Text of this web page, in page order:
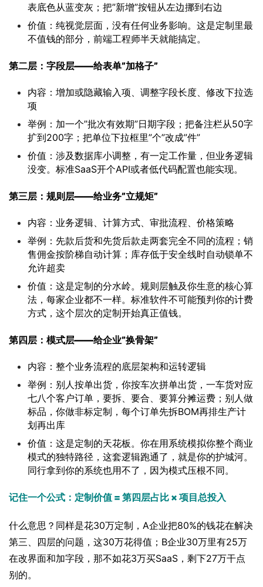
表底色从蓝变灰；把”新增”按钮从左边挪到右边
价值：纯视觉层面，没有任何业务影响。这是定制里最
不值钱的部分，前端工程师半天就能搞定。
第二层：字段层——给表单”加格子”
内容：增加或隐藏输入项、调整字段长度、修改下拉选
项
举例：加一个”批次有效期”日期字段；把备注栏从50字
扩到200字；把单位下拉框里”个”改成”件”
价值：涉及数据库小调整，有一定工作量，但业务逻辑
没变。标准SaaS开个API或者低代码配置也能实现。
第三层：规则层——给业务”立规矩”
内容：业务逻辑、计算方式、审批流程、价格策略
举例：先款后货和先货后款走两套完全不同的流程；销
售佣金按阶梯自动计算；库存低于安全线时自动锁单不
允许超卖
价值：这是定制的分水岭。规则层触及你生意的核心算
法，每家企业都不一样。标准软件不可能预判你的计费
方式，这个层次的定制开始真正值钱。
第四层：模式层——给企业”换骨架”
内容：整个业务流程的底层架构和运转逻辑
举例：别人按单出货，你按车次拼单出货，一车货对应
七八个客户订单，要拆、要合、要算分摊运费；别人做
标品，你做非标定制，每个订单先拆BOM再排生产计
划再出库
价值：这是定制的天花板。你在用系统模拟你整个商业
模式的独特路径，这套逻辑跑通了，就是你的护城河。
同行拿到你的系统也用不了，因为模式压根不同。
记住一个公式：定制价值 = 第四层占比 × 项目总投入
什么意思？同样是花30万定制，A企业把80%的钱花在解决
第三、四层的问题，这30万花得值；B企业30万里有25万
在改界面和加字段，那不如花3万买SaaS，剩下27万干点
别的。